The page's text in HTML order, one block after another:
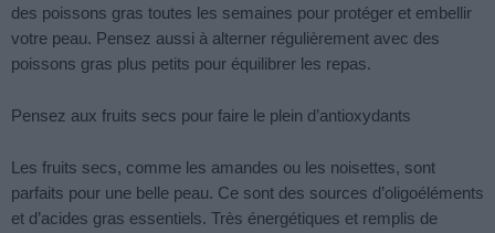
des poissons gras toutes les semaines pour protéger et embellir
votre peau. Pensez aussi à alterner régulièrement avec des
poissons gras plus petits pour équilibrer les repas.
Pensez aux fruits secs pour faire le plein d’antioxydants
Les fruits secs, comme les amandes ou les noisettes, sont
parfaits pour une belle peau. Ce sont des sources d’oligoéléments
et d’acides gras essentiels. Très énergétiques et remplis de